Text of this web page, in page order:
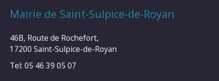
Mairie de Saint-Sulpice-de-Royan
46B, Route de Rochefort,
17200 Saint-Sulpice-de-Royan
Tel: 05 46 39 05 07